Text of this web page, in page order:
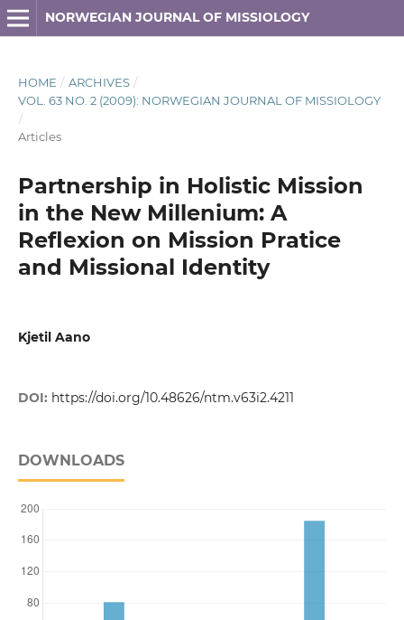
NORWEGIAN JOURNAL OF MISSIOLOGY
HOME / ARCHIVES /
VOL. 63 NO. 2 (2009): NORWEGIAN JOURNAL OF MISSIOLOGY
/
Articles
Partnership in Holistic Mission
in the New Millenium: A
Reflexion on Mission Pratice
and Missional Identity
Kjetil Aano
DOI: https://doi.org/10.48626/ntm.v63i2.4211
DOWNLOADS